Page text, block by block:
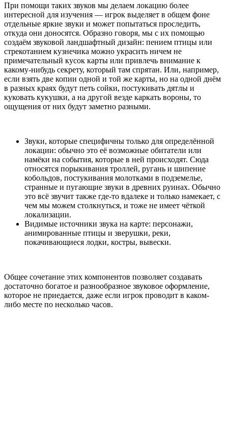
При помощи таких звуков мы делаем локацию более
интересной для изучения — игрок выделяет в общем фоне
отдельные яркие звуки и может попытаться проследить,
откуда они доносятся. Образно говоря, мы с их помощью
создаём звуковой ландшафтный дизайн: пением птицы или
стрекотанием кузнечика можно украсить ничем не
примечательный кусок карты или привлечь внимание к
какому-нибудь секрету, который там спрятан. Или, например,
если взять две копии одной и той же карты, но на одной днём
в разных краях будут петь сойки, постукивать дятлы и
куковать кукушки, а на другой везде каркать вороны, то
ощущения от них будут заметно разными.
Звуки, которые специфичны только для определённой
локации: обычно это её возможные обитатели или
намёки на события, которые в ней происходят. Сюда
относятся порыкивания троллей, ругань и шипение
кобольдов, постукивания молотками в подземелье,
странные и пугающие звуки в древних руинах. Обычно
это всё звучит также где-то вдалеке и только намекает, с
чем мы можем столкнуться, и тоже не имеет чёткой
локализации.
Видимые источники звука на карте: персонажи,
анимированные птицы и зверушки, реки,
покачивающиеся лодки, костры, вывески.
Общее сочетание этих компонентов позволяет создавать
достаточно богатое и разнообразное звуковое оформление,
которое не приедается, даже если игрок проводит в каком-
либо месте по несколько часов.